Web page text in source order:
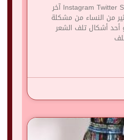
Instagram Twitter Snapchat Youtube آخر
من النساء من مشكلة
أحد أشكال تلف الشعر